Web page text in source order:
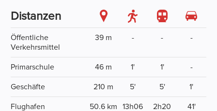
Distanzen
Öffentliche
Verkehrsmittel
39 m - - -
Primarschule 46 m 1' 1' -
Geschäfte 210 m 5' 5' 1'
Flughafen 50.6 km 13h06 2h20 41'